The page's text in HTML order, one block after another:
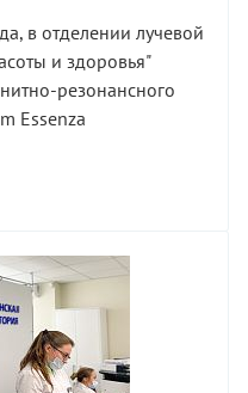
в отделении лучевой
и здоровья"
резонансного
Essenza